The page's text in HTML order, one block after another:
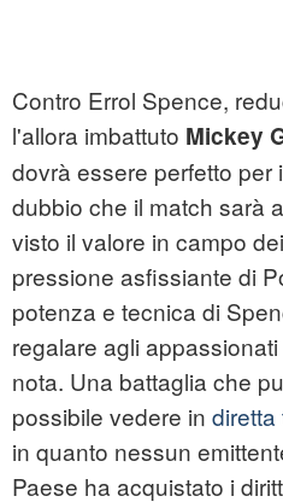
Contro Errol Spence,
l'allora imbattuto Mickey
dovrà essere perfetto per
dubbio che il match sarà
visto il valore in campo
pressione asfissiante di
potenza e tecnica di
regalare agli
nota. Una battaglia che
possibile vedere in diretta
in quanto nessun
Paese ha acquistato i